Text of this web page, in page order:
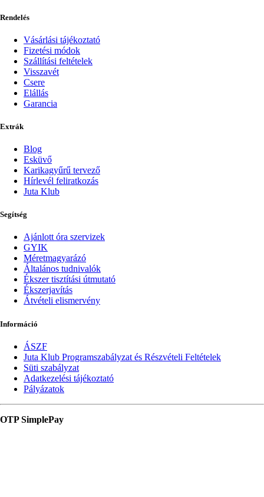
Rendelés
Vásárlási tájékoztató
Fizetési módok
Szállítási feltételek
Visszavét
Csere
Elállás
Garancia
Extrák
Blog
Esküvő
Karikagyűrű tervező
Hírlevél feliratkozás
Juta Klub
Segítség
Ajánlott óra szervizek
GYIK
Méretmagyarázó
Általános tudnivalók
Ékszer tisztítási útmutató
Ékszerjavítás
Átvételi elismervény
Információ
ÁSZF
Juta Klub Programszabályzat és Részvételi Feltételek
Süti szabályzat
Adatkezelési tájékoztató
Pályázatok
OTP SimplePay